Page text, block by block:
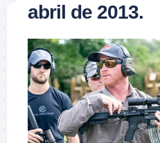
abril de 2013.